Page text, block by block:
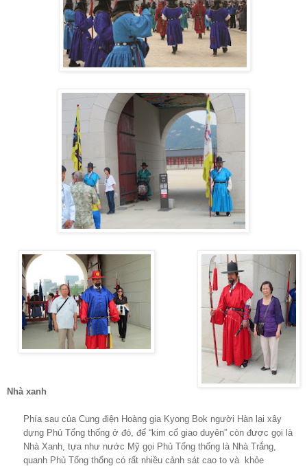
Nhà xanh
Phía sau của Cung điện Hoàng gia Kyong Bok người Hàn lại xây
dựng Phủ Tổng thống ở đó, để “kim cổ giao duyên” còn được gọi là
Nhà Xanh, tựa như nước Mỹ gọi Phủ Tổng thống là Nhà Trắng,
quanh Phủ Tổng thống có rất nhiều cảnh sát cao to và khỏe